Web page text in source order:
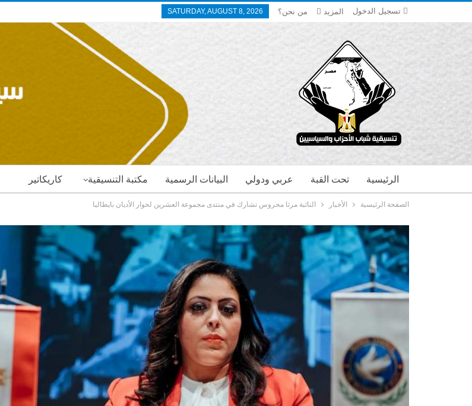
تسجيل الدخول SATURDAY, AUGUST 8, 2026 من نحن؟ المزيد
كاريكاتير مكتبة التنسيقية البيانات الرسمية عربي ودولي تحت القبة الرئيسية
الصفحة الرئيسية الأخبار النائبة مرثا محروس تشارك في منتدى مجموعة العشرين لحوار الأديان بايطاليا